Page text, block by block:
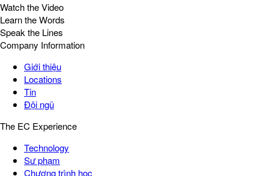
Watch the Video
Learn the Words
Speak the Lines
Company Information
Giới thiệu
Locations
Tin
Đội ngũ
The EC Experience
Technology
Sư phạm
Chương trình học